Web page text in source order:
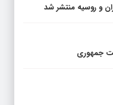
و روسیه منتشر شد
جمهوری